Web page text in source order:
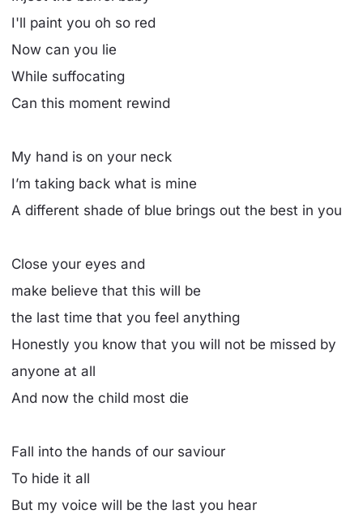
I'll paint you oh so red
Now can you lie
While suffocating
Can this moment rewind
My hand is on your neck
I’m taking back what is mine
A different shade of blue brings out the best in you
Close your eyes and
make believe that this will be
the last time that you feel anything
Honestly you know that you will not be missed by
anyone at all
And now the child most die
Fall into the hands of our saviour
To hide it all
But my voice will be the last you hear